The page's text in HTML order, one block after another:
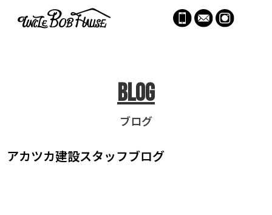
Blog
ブログ
アカツカ建設スタッフブログ